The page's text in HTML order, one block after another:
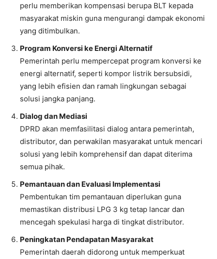
perlu memberikan kompensasi berupa BLT kepada
masyarakat miskin guna mengurangi dampak ekonomi
yang ditimbulkan.
Program Konversi ke Energi Alternatif
Pemerintah perlu mempercepat program konversi ke
energi alternatif, seperti kompor listrik bersubsidi,
yang lebih efisien dan ramah lingkungan sebagai
solusi jangka panjang.
Dialog dan Mediasi
DPRD akan memfasilitasi dialog antara pemerintah,
distributor, dan perwakilan masyarakat untuk mencari
solusi yang lebih komprehensif dan dapat diterima
semua pihak.
Pemantauan dan Evaluasi Implementasi
Pembentukan tim pemantauan diperlukan guna
memastikan distribusi LPG 3 kg tetap lancar dan
mencegah spekulasi harga di tingkat distributor.
Peningkatan Pendapatan Masyarakat
Pemerintah daerah didorong untuk memperkuat